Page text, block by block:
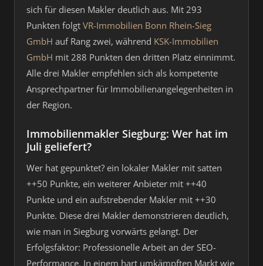
sich für diesen Makler deutlich aus. Mit 293
Punkten folgt VR-Immobilien Bonn Rhein-Sieg
GmbH auf Rang zwei, während KSK-Immobilien
GmbH mit 288 Punkten den dritten Platz einnimmt.
Alle drei Makler empfehlen sich als kompetente
Ansprechpartner für Immobilienangelegenheiten in
der Region.
Immobilienmakler Siegburg: Wer hat im
Juli geliefert?
Wer hat gepunktet? ein lokaler Makler mit satten
++50 Punkte, ein weiterer Anbieter mit ++40
Punkte und ein aufstrebender Makler mit ++30
Punkte. Diese drei Makler demonstrieren deutlich,
wie man in Siegburg vorwärts gelangt. Der
Erfolgsfaktor: Professionelle Arbeit an der SEO-
Performance. In einem hart umkämpften Markt wie